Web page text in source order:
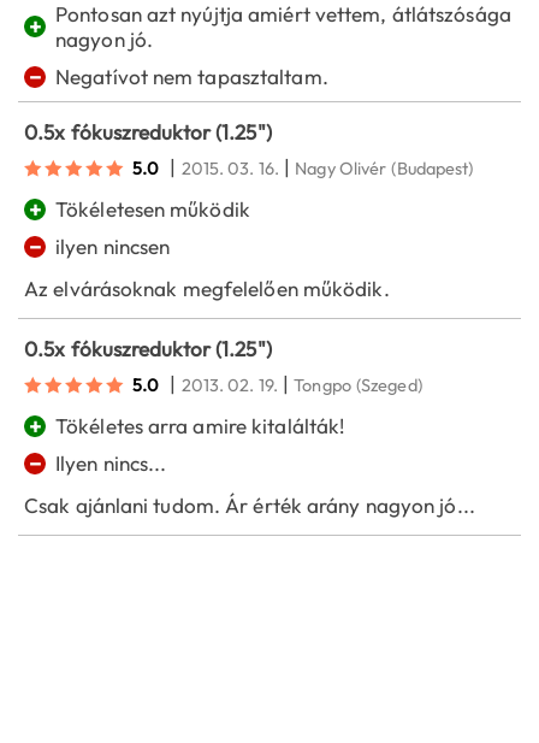
+
Pontosan azt nyújtja amiért vettem, átlátszósága
nagyon jó.
− Negatívot nem tapasztaltam.
0.5x fókuszreduktor (1.25")
5.0 | 2015. 03. 16. | Nagy Olivér (Budapest)
+ Tökéletesen működik
−
ilyen nincsen
Az elvárásoknak megfelelően működik.
0.5x fókuszreduktor (1.25")
5.0 | 2013. 02. 19. |Tongpo (Szeged)
+ Tökéletes arra amire kitalálták!
−
Ilyen nincs...
Csak ajánlani tudom. Ár érték arány nagyon jó...